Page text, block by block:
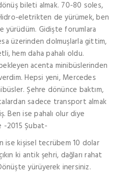
bileti almak. 70-80 soles,
eletrikten de yürümek, ben
yürüdüm. Gidişte forumlara
üzerinden dolmuşlarla gittim,
hem daha pahalı oldu.
acenta minibüslerinden
Hepsi yeni, Mercedes
Şehre dönünce baktım,
sadece transport almak
Ben ise pahalı olur diye
-2015 Şubat-
ise kişisel tecrübem 10 dolar
ki antik şehri, dağları rahat
yürüyerek inersiniz.